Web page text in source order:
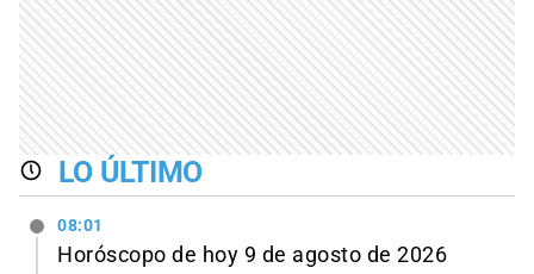
LO ÚLTIMO
08:01
Horóscopo de hoy 9 de agosto de 2026